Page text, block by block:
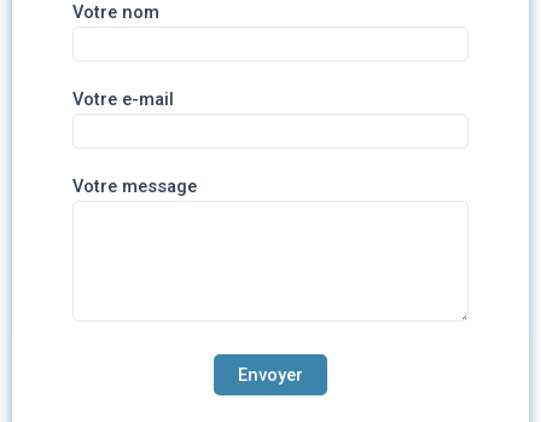
Votre nom
Votre e-mail
Votre message